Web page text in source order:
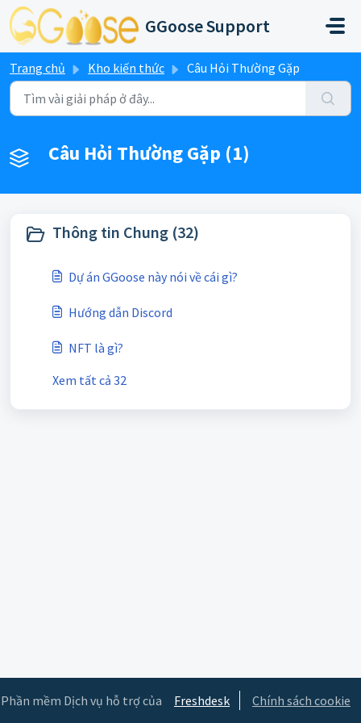
Chuyển đến nội dung chính
GGoose Support
Trang chủ Kho kiến thức Câu Hỏi Thường Gặp
Câu Hỏi Thường Gặp (1)
Thông tin Chung (32)
Dự án GGoose này nói về cái gì?
Hướng dẫn Discord
NFT là gì?
Xem tất cả 32
Phần mềm Dịch vụ hỗ trợ của Freshdesk Chính sách cookie